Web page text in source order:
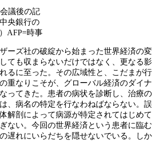
議後の記
央銀行の
AFP=時事
ーズ社の破綻から始まった世界経済の変
ても収まらないだけではなく、更なる影
るに至った。その広域性と、こだまが行
重なりこそが、グローバル経済のダイナ
ってきた。患者の病状を診断し、治療の
、病名の特定を行なわねばならない。誤
解剖によって病源が特定されてはじめて
ない。今回の世界経済という患者に臨む
遅れにいらだちを隠せないでいる。しか